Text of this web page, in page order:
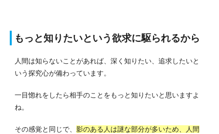
もっと知りたいという欲求に駆られるから
人間は知らないことがあれば、深く知りたい、追求したいと
いう探究心が備わっています。
一目惚れをしたら相手のことをもっと知りたいと思いますよ
ね。
その感覚と同じで、 影のある人は謎な部分が多いため、人間